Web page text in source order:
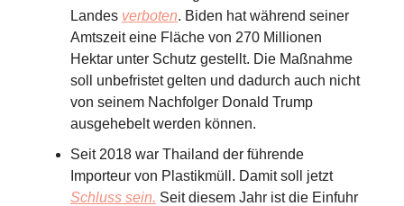
Landes verboten. Biden hat während seiner
Amtszeit eine Fläche von 270 Millionen
Hektar unter Schutz gestellt. Die Maßnahme
soll unbefristet gelten und dadurch auch nicht
von seinem Nachfolger Donald Trump
ausgehebelt werden können.
Seit 2018 war Thailand der führende
Importeur von Plastikmüll. Damit soll jetzt
Schluss sein. Seit diesem Jahr ist die Einfuhr